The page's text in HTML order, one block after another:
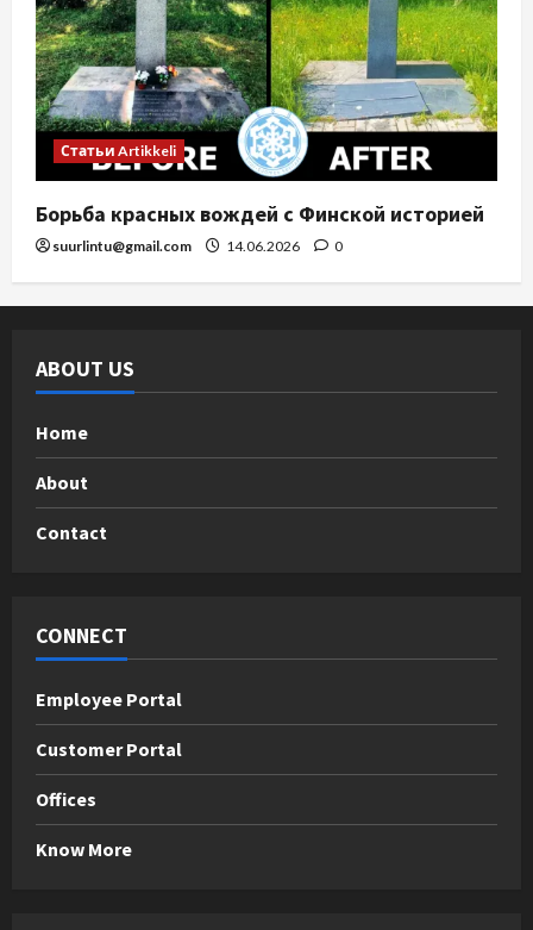
Статьи Artikkeli
Борьба красных вождей с Финской историей
suurlintu@gmail.com 14.06.2026 0
ABOUT US
Home
About
Contact
CONNECT
Employee Portal
Customer Portal
Offices
Know More